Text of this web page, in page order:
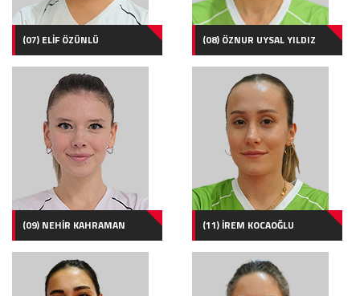
(07) ELİF ÖZÜNLÜ (08) ÖZNUR UYSAL YILDIZ
(09) NEHİR KAHRAMAN (11) İREM KOCAOĞLU